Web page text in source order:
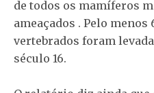
de todos os mamíferos
ameaçados . Pelo menos
vertebrados foram
século 16.